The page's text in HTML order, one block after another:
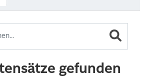
gefunden